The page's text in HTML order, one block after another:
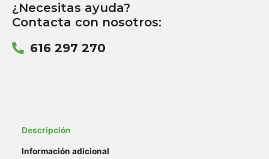
¿Necesitas ayuda?
Contacta con nosotros:
616 297 270
Descripción
Información adicional